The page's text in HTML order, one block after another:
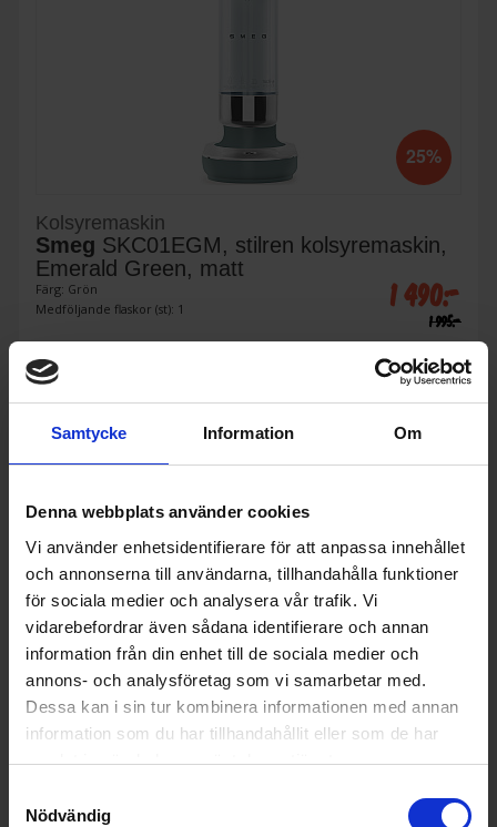
Samtycke Information Om
Denna webbplats använder cookies
Vi använder enhetsidentifierare för att anpassa innehållet
och annonserna till användarna, tillhandahålla funktioner
för sociala medier och analysera vår trafik. Vi
vidarebefordrar även sådana identifierare och annan
information från din enhet till de sociala medier och
annons- och analysföretag som vi samarbetar med.
Dessa kan i sin tur kombinera informationen med annan
information som du har tillhandahållit eller som de har
samlat in när du har använt deras tjänster.
Nödvändig
25%
Kolsyremaskin
Smeg SKC01EGM, stilren kolsyremaskin,
Emerald Green, matt
Färg: Grön
Medföljande flaskor (st): 1
1 490:-
1 995:-
I lager
KÖP